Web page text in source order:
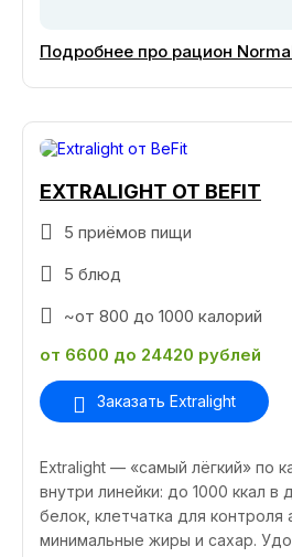
Подробнее про рацион
EXTRALIGHT ОТ BEFIT
5 приёмов пищи
5 блюд
~от 800 до 1000 калорий
от 6600 до 24420 рублей
Заказать Extralight
Extralight — «самый лёгкий» по
внутри линейки: до 1000 ккал в
белок, клетчатка для контроля
минимальные жиры и сахар.